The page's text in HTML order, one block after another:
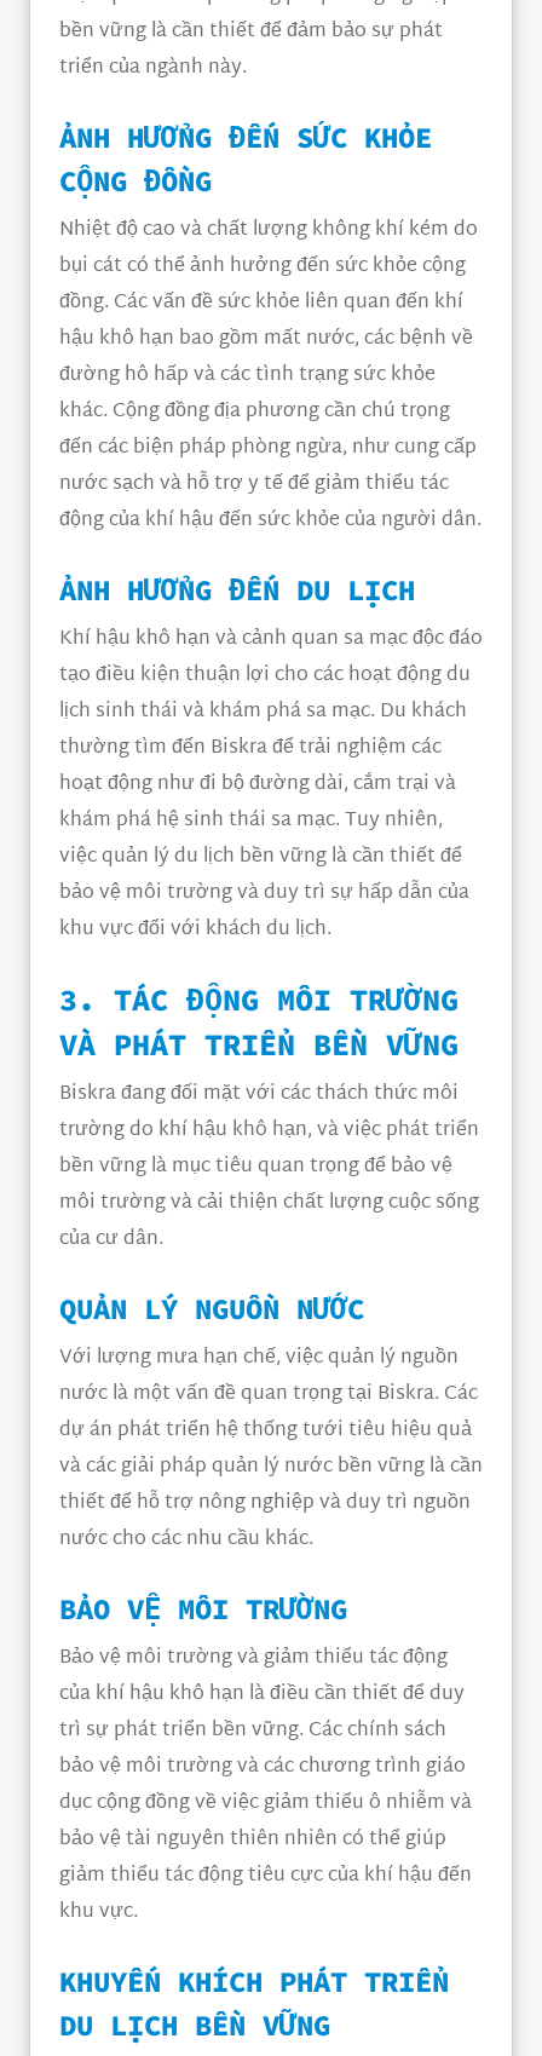
bền vững là cần thiết để đảm bảo sự phát
triển của ngành này.
ẢNH HƯỞNG ĐẾN SỨC KHỎE
CỘNG ĐỒNG
Nhiệt độ cao và chất lượng không khí kém do
bụi cát có thể ảnh hưởng đến sức khỏe cộng
đồng. Các vấn đề sức khỏe liên quan đến khí
hậu khô hạn bao gồm mất nước, các bệnh về
đường hô hấp và các tình trạng sức khỏe
khác. Cộng đồng địa phương cần chú trọng
đến các biện pháp phòng ngừa, như cung cấp
nước sạch và hỗ trợ y tế để giảm thiểu tác
động của khí hậu đến sức khỏe của người dân.
ẢNH HƯỞNG ĐẾN DU LỊCH
Khí hậu khô hạn và cảnh quan sa mạc độc đáo
tạo điều kiện thuận lợi cho các hoạt động du
lịch sinh thái và khám phá sa mạc. Du khách
thường tìm đến Biskra để trải nghiệm các
hoạt động như đi bộ đường dài, cắm trại và
khám phá hệ sinh thái sa mạc. Tuy nhiên,
việc quản lý du lịch bền vững là cần thiết để
bảo vệ môi trường và duy trì sự hấp dẫn của
khu vực đối với khách du lịch.
3. TÁC ĐỘNG MÔI TRƯỜNG
VÀ PHÁT TRIỂN BỀN VỮNG
Biskra đang đối mặt với các thách thức môi
trường do khí hậu khô hạn, và việc phát triển
bền vững là mục tiêu quan trọng để bảo vệ
môi trường và cải thiện chất lượng cuộc sống
của cư dân.
QUẢN LÝ NGUỒN NƯỚC
Với lượng mưa hạn chế, việc quản lý nguồn
nước là một vấn đề quan trọng tại Biskra. Các
dự án phát triển hệ thống tưới tiêu hiệu quả
và các giải pháp quản lý nước bền vững là cần
thiết để hỗ trợ nông nghiệp và duy trì nguồn
nước cho các nhu cầu khác.
BẢO VỆ MÔI TRƯỜNG
Bảo vệ môi trường và giảm thiểu tác động
của khí hậu khô hạn là điều cần thiết để duy
trì sự phát triển bền vững. Các chính sách
bảo vệ môi trường và các chương trình giáo
dục cộng đồng về việc giảm thiểu ô nhiễm và
bảo vệ tài nguyên thiên nhiên có thể giúp
giảm thiểu tác động tiêu cực của khí hậu đến
khu vực.
KHUYẾN KHÍCH PHÁT TRIỂN
DU LỊCH BỀN VỮNG